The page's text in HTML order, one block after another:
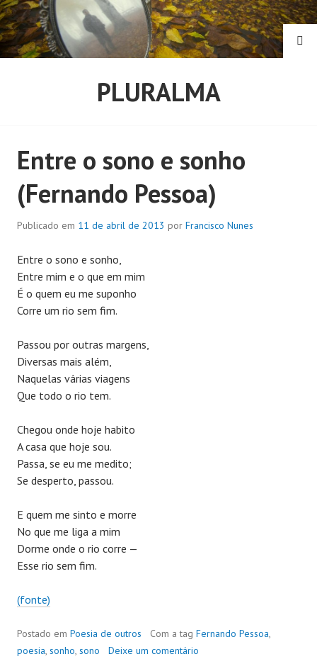
Pular
para
o
conteúdo
PLURALMA
Entre o sono e sonho
(Fernando Pessoa)
Publicado em 11 de abril de 2013 por Francisco Nunes
Entre o sono e sonho,
Entre mim e o que em mim
É o quem eu me suponho
Corre um rio sem fim.
Passou por outras margens,
Diversas mais além,
Naquelas várias viagens
Que todo o rio tem.
Chegou onde hoje habito
A casa que hoje sou.
Passa, se eu me medito;
Se desperto, passou.
E quem me sinto e morre
No que me liga a mim
Dorme onde o rio corre —
Esse rio sem fim.
(fonte)
Postado em Poesia de outros Com a tag Fernando Pessoa,
poesia, sonho, sono Deixe um comentário